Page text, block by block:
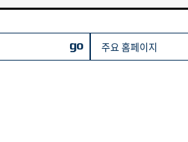
go 주요 홈페이지